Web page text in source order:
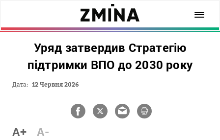
Уряд затвердив Стратегію
підтримки ВПО до 2030 року
Дата: 12 Червня 2026
A+ A-